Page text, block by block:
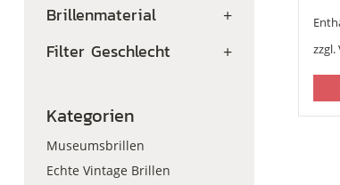
zzgl.
Brillenmaterial +
Filter Geschlecht +
Kategorien
Museumsbrillen
Echte Vintage Brillen